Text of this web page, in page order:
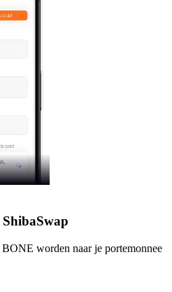
worden naar je portemonnee